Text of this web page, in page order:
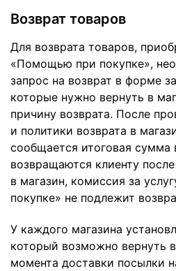
Возврат товаров
Для возврата товаров,
«Помощью при покупке»,
запрос на возврат в форме
которые нужно вернуть в
причину возврата. После
и политики возврата в
сообщается итоговая сумма
возвращаются клиенту
в магазин, комиссия за
покупке» не подлежит
У каждого магазина
который возможно вернуть
момента доставки посылки